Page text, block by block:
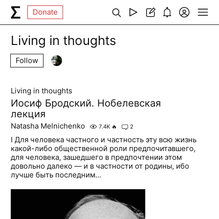
Donate
Living in thoughts
Follow
Living in thoughts
Иосиф Бродский. Нобелевская
лекция
Natasha Melnichenko 7.4K 🔥 2
I Для человека частного и частность эту всю жизнь
какой-либо общественной роли предпочитавшего,
для человека, зашедшего в предпочтении этом
довольно далеко — и в частности от родины, ибо
лучше быть последним...